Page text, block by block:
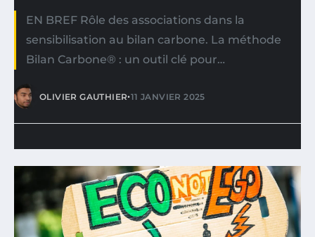
EN BREF Rôle des associations dans la
sensibilisation au bilan carbone. La méthode
Bilan Carbone® : un outil clé pour…
OLIVIER GAUTHIER•11 JANVIER 2025